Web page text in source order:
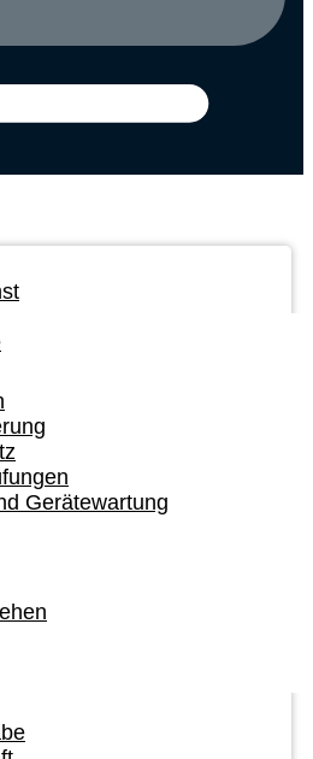
Gerätewartung